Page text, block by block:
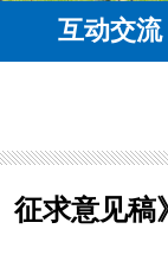
互动交流
求意见